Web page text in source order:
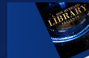
TITTA